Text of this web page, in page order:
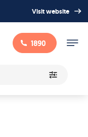
Visit website
1890